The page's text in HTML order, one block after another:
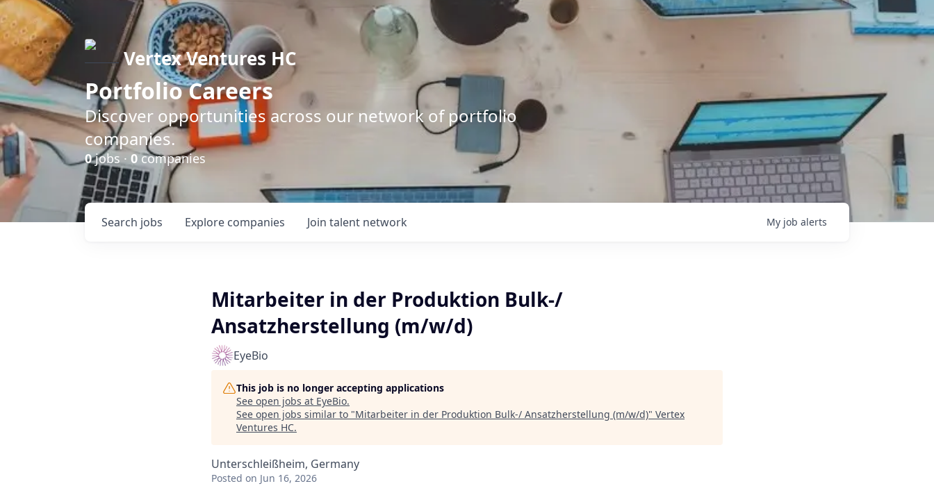
Vertex Ventures HC
Portfolio Careers
Discover opportunities across our network of portfolio
companies.
0jobs · 0companies
Search jobs Explore companies Join talent network My job alerts
Mitarbeiter in der Produktion Bulk-/
Ansatzherstellung (m/w/d)
EyeBio
This job is no longer accepting applications
See open jobs at EyeBio.
See open jobs similar to "Mitarbeiter in der Produktion Bulk-/ Ansatzherstellung (m/w/d)" Vertex
Ventures HC.
Unterschleißheim, Germany
Posted on Jun 16, 2026